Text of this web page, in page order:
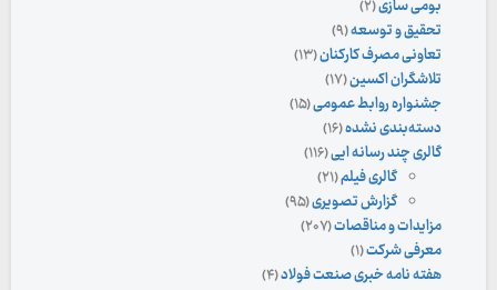
بومی سازی(۲)
تحقیق و توسعه(۹)
تعاونی مصرف کارکنان(۱۳)
تلاشگران اکسین(۱۷)
جشنواره روابط عمومی(۱۵)
دسته‌بندی نشده(۱۶)
گالری چند رسانه ایی(۱۱۶)
گالری فیلم(۲۱)
گزارش تصویری(۹۵)
مزایدات و مناقصات(۲۰۷)
معرفی شرکت(۱)
هفته نامه خبری صنعت فولاد(۴)